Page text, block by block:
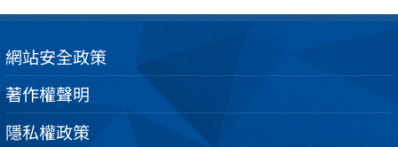
網站安全政策
著作權聲明
隱私權政策